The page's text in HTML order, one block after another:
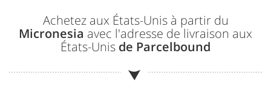
Achetez aux États-Unis à partir du
Micronesia avec l'adresse de livraison aux
États-Unis de Parcelbound